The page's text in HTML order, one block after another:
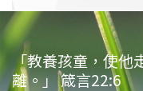
「教養孩童，使
離。」 箴言22:6